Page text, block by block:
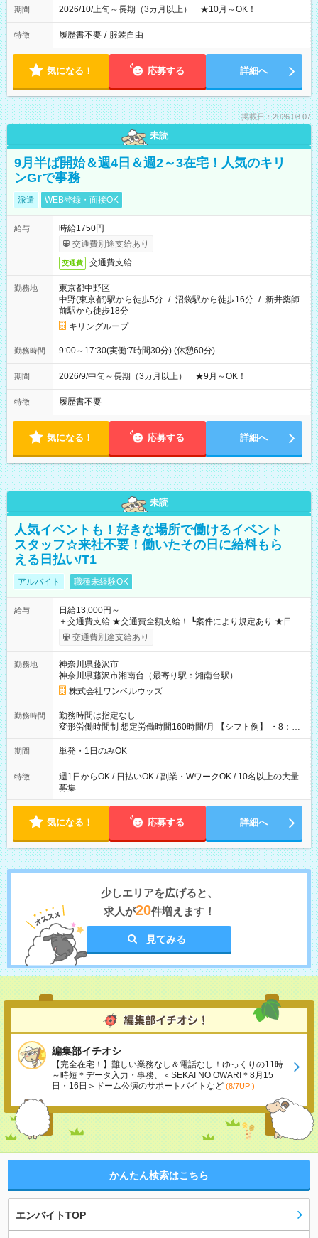
期間 2026/10/上旬～長期（3カ月以上） ★10月～OK！
特徴 履歴書不要 / 服装自由
気になる！ 応募する 詳細へ
掲載日：2026.08.07
未読
9月半ば開始＆週4日＆週2～3在宅！人気のキリ
ンGrで事務
派遣 WEB登録・面接OK
給与
時給1750円
交通費別途支給あり
交通費 交通費支給
勤務地
東京都中野区
中野(東京都)駅から徒歩5分 / 沼袋駅から徒歩16分 / 新井薬師
前駅から徒歩18分
キリングループ
勤務時間 9:00～17:30(実働:7時間30分) (休憩60分)
期間 2026/9/中旬～長期（3カ月以上） ★9月～OK！
特徴 履歴書不要
気になる！ 応募する 詳細へ
未読
人気イベントも！好きな場所で働けるイベント
スタッフ☆来社不要！働いたその日に給料もら
える日払い/T1
アルバイト 職種未経験OK
給与
日給13,000円～
＋交通費支給 ★交通費全額支給！ ┗案件により規定あり ★日払
いOK！（規定あり） ┗働いたその日に現金GET♪ お仕事後はコ
ンビニATMから 日払い分を引き落とせます！ 【試用期間】試
交通費別途支給あり
勤務地
神奈川県藤沢市
神奈川県藤沢市湘南台（最寄り駅：湘南台駅）
株式会社ワンベルウッズ
勤務時間
勤務時間は指定なし
変形労働時間制 想定労働時間160時間/月 【シフト例】 ・8：00
～21：00
期間 単発・1日のみOK
特徴
週1日からOK / 日払いOK / 副業・WワークOK / 10名以上の大量
募集
気になる！ 応募する 詳細へ
少しエリアを広げると、
求人が20件増えます！
見てみる
編集部イチオシ
【完全在宅！】難しい業務なし＆電話なし！ゆっくりの11時
～時短＊データ入力・事務、＜SEKAI NO OWARI＊8月15
日・16日＞ドーム公演のサポートバイトなど (8/7UP!)
かんたん検索はこちら
エンバイトTOP